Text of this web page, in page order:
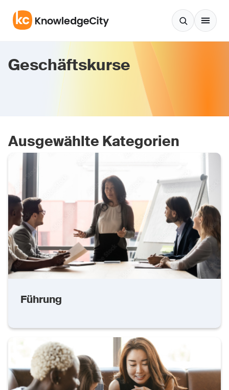
Geschäftskurse
Ausgewählte Kategorien
Führung